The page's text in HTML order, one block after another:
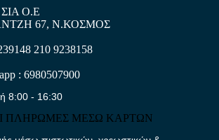
Ο.Ε
67, Ν.ΚΟΣΜΟΣ
210 9238158
: 6980507900
8:00 - 16:30
ΠΛΗΡΩΜΕΣ ΜΕΣΩ ΚΑΡΤΩΝ